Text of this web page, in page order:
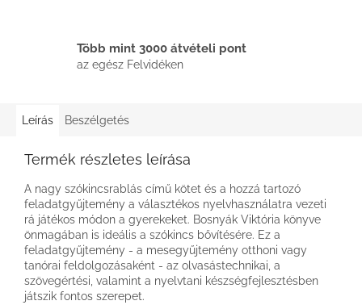
Több mint 3000 átvételi pont
az egész Felvidéken
Leírás Beszélgetés
Termék részletes leírása
A nagy szókincsrablás című kötet és a hozzá tartozó
feladatgyűjtemény a választékos nyelvhasználatra vezeti
rá játékos módon a gyerekeket. Bosnyák Viktória könyve
önmagában is ideális a szókincs bővítésére. Ez a
feladatgyűjtemény - a mesegyűjtemény otthoni vagy
tanórai feldolgozásaként - az olvasástechnikai, a
szövegértési, valamint a nyelvtani készségfejlesztésben
játszik fontos szerepet.